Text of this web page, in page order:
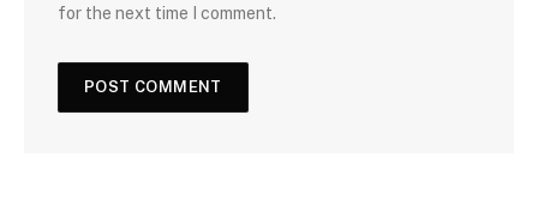
for the next time I comment.